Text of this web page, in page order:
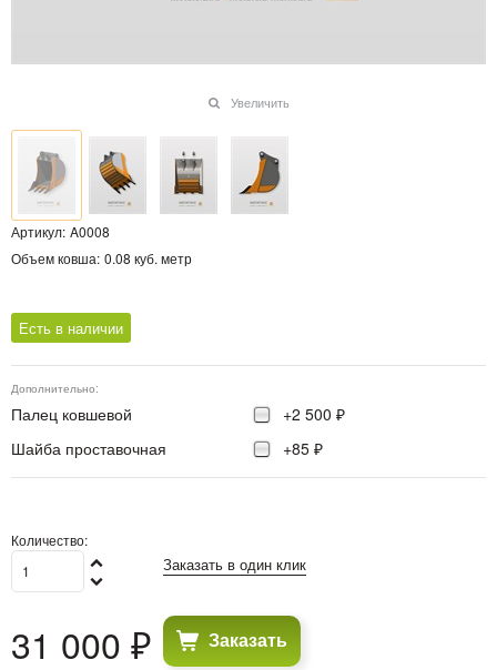
Увеличить
Артикул: A0008
Объем ковша: 0.08 куб. метр
Есть в наличии
Дополнительно:
Палец ковшевой
+2 500 ₽
Шайба проставочная
+85 ₽
Количество:
31 000 ₽
Заказать в один клик
Заказать